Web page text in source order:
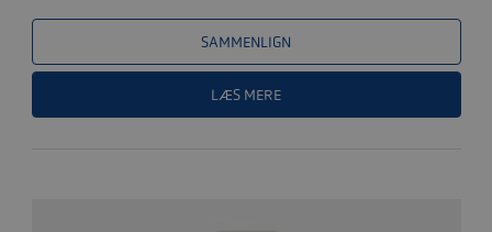
SAMMENLIGN
LÆS MERE